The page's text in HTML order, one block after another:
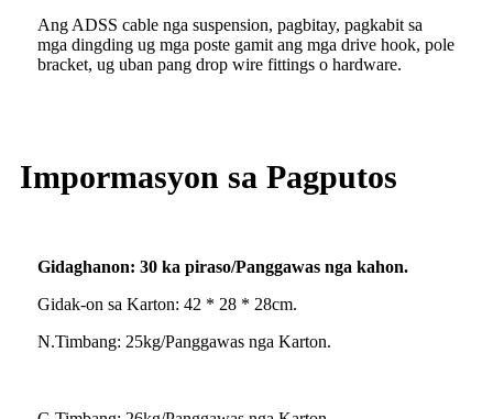
Ang ADSS cable nga suspension, pagbitay, pagkabit sa
mga dingding ug mga poste gamit ang mga drive hook, pole
bracket, ug uban pang drop wire fittings o hardware.
Impormasyon sa Pagputos
Gidaghanon: 30 ka piraso/Panggawas nga kahon.
Gidak-on sa Karton: 42 * 28 * 28cm.
N.Timbang: 25kg/Panggawas nga Karton.